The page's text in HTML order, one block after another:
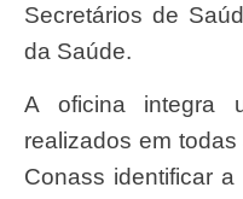
Secretários de
da Saúde.
A oficina integra uma série de encontros
realizados em
Conass identificar